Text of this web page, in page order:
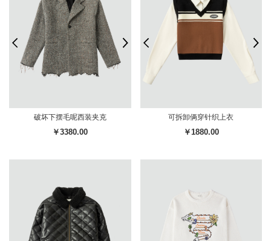
破坏下摆毛呢西装夹克
￥3380.00
可拆卸俩穿针织上衣
￥1880.00